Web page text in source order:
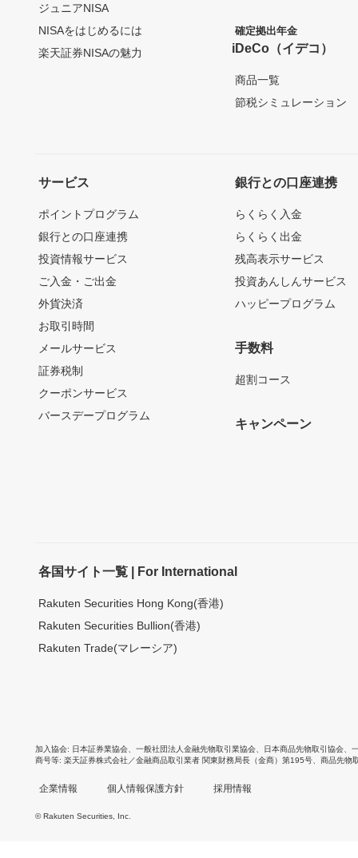
ジュニアNISA
NISAをはじめるには
楽天証券NISAの魅力
確定拠出年金
iDeCo（イデコ）
商品一覧
節税シミュレーション
サービス
ポイントプログラム
銀行との口座連携
投資情報サービス
ご入金・ご出金
外貨決済
お取引時間
メールサービス
証券税制
クーポンサービス
バースデープログラム
銀行との口座連携
らくらく入金
らくらく出金
残高表示サービス
投資あんしんサービス
ハッピープログラム
手数料
超割コース
キャンペーン
各国サイト一覧 | For International
Rakuten Securities Hong Kong(香港)
Rakuten Securities Bullion(香港)
Rakuten Trade(マレーシア)
加入協会 日本証券業協会 一般社団法人金融先物取引業協会 日本商品先物取引協会
商号等 楽天証券株式会社／金融商品取引業者 関東財務局長（金商）第195号、商品先物
企業情報 個人情報保護方針 採用情報
© Rakuten Securities, Inc.